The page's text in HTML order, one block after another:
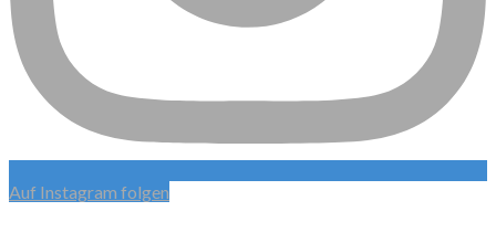
Auf Instagram folgen